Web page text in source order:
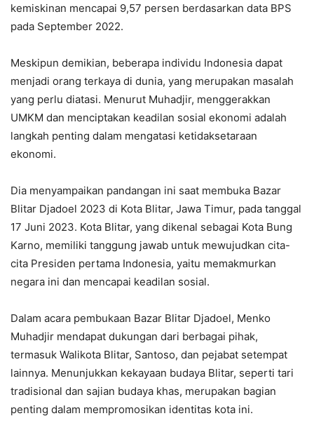
kemiskinan mencapai 9,57 persen berdasarkan data BPS
pada September 2022.
Meskipun demikian, beberapa individu Indonesia dapat
menjadi orang terkaya di dunia, yang merupakan masalah
yang perlu diatasi. Menurut Muhadjir, menggerakkan
UMKM dan menciptakan keadilan sosial ekonomi adalah
langkah penting dalam mengatasi ketidaksetaraan
ekonomi.
Dia menyampaikan pandangan ini saat membuka Bazar
Blitar Djadoel 2023 di Kota Blitar, Jawa Timur, pada tanggal
17 Juni 2023. Kota Blitar, yang dikenal sebagai Kota Bung
Karno, memiliki tanggung jawab untuk mewujudkan cita-
cita Presiden pertama Indonesia, yaitu memakmurkan
negara ini dan mencapai keadilan sosial.
Dalam acara pembukaan Bazar Blitar Djadoel, Menko
Muhadjir mendapat dukungan dari berbagai pihak,
termasuk Walikota Blitar, Santoso, dan pejabat setempat
lainnya. Menunjukkan kekayaan budaya Blitar, seperti tari
tradisional dan sajian budaya khas, merupakan bagian
penting dalam mempromosikan identitas kota ini.